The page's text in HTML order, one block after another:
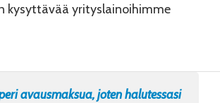
kysyttävää yrityslainoihimme
avausmaksua, joten halutessasi